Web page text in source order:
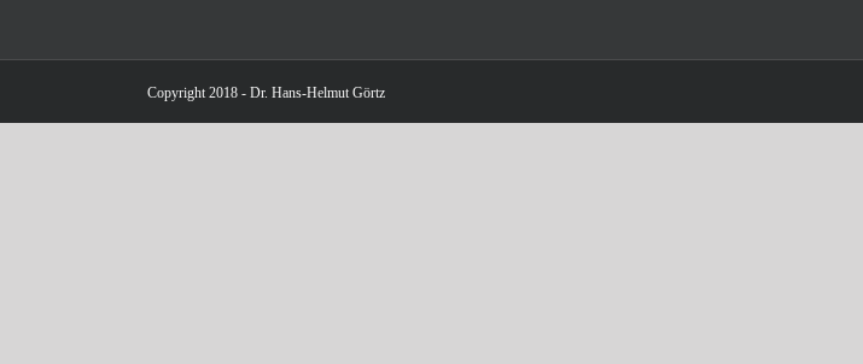
Copyright 2018 - Dr. Hans-Helmut Görtz